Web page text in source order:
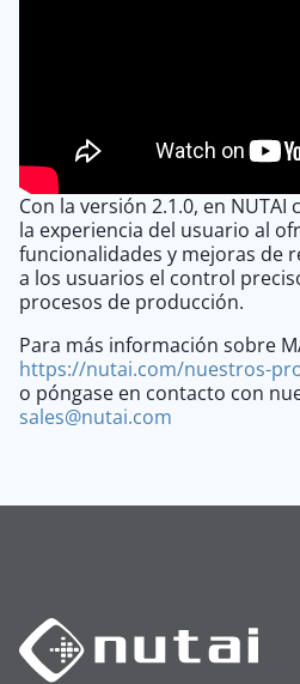
Con la versión 2.1.0, en
la experiencia del usuario al
funcionalidades y mejoras de
a los usuarios el control
procesos de producción.
Para más información sobre
https://nutai.com/nuestros-
o póngase en contacto con
sales@nutai.com